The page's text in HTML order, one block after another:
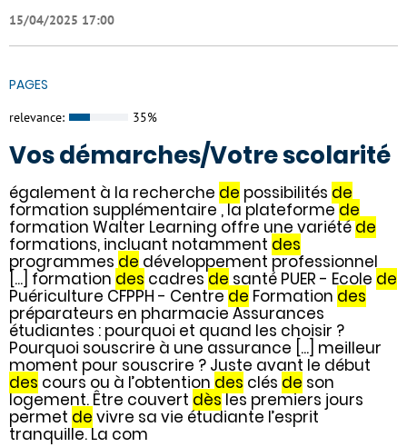
15/04/2025 17:00
PAGES
relevance: 35%
Vos démarches/Votre scolarité
également à la recherche de possibilités de
formation supplémentaire , la plateformede
formation Walter Learning offre une variétéde
formations, incluant notamment des
programmes de développement professionnel
[...] formation des cadresde santé PUER - Ecole de
Puériculture CFPPH - Centrede Formation des
préparateurs en pharmacie Assurances
étudiantes : pourquoi et quand les choisir ?
Pourquoi souscrire à une assurance [...] meilleur
moment pour souscrire ? Juste avant le début
des cours ou à l’obtention des clés de son
logement. Être couvert dèsles premiers jours
permet de vivre sa vie étudiante l’esprit
tranquille. La com